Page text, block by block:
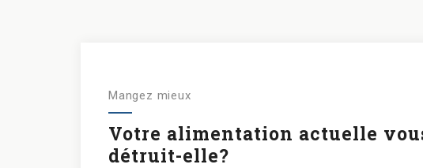
Mangez mieux
Votre alimentation actuelle
détruit-elle?